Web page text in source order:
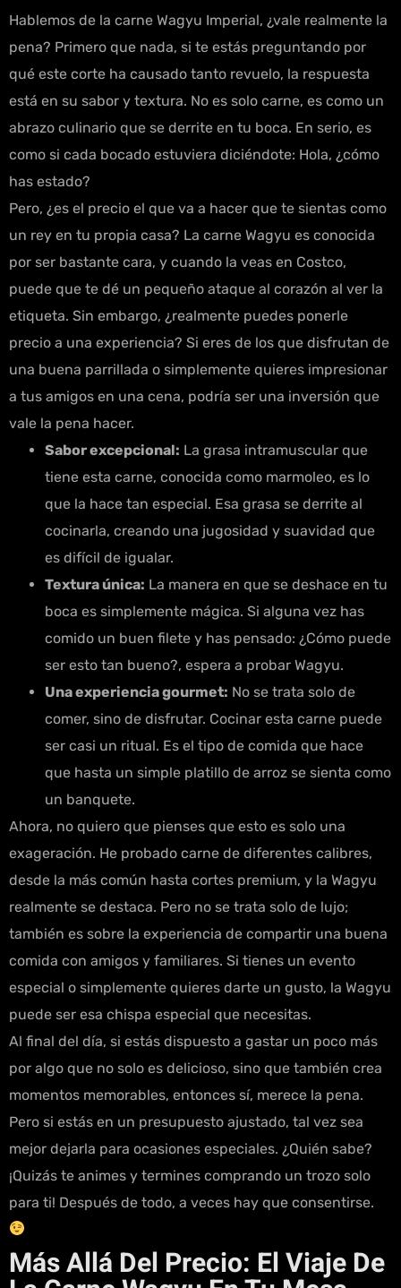
Hablemos de la carne Wagyu Imperial, ¿vale realmente la
pena? Primero que nada, si te estás preguntando por
qué este corte ha causado tanto revuelo, la respuesta
está en su sabor y textura. No es solo carne, es como un
abrazo culinario que se derrite en tu boca. En serio, es
como si cada bocado estuviera diciéndote: Hola, ¿cómo
has estado?
Pero, ¿es el precio el que va a hacer que te sientas como
un rey en tu propia casa? La carne Wagyu es conocida
por ser bastante cara, y cuando la veas en Costco,
puede que te dé un pequeño ataque al corazón al ver la
etiqueta. Sin embargo, ¿realmente puedes ponerle
precio a una experiencia? Si eres de los que disfrutan de
una buena parrillada o simplemente quieres impresionar
a tus amigos en una cena, podría ser una inversión que
vale la pena hacer.
Sabor excepcional: La grasa intramuscular que
tiene esta carne, conocida como marmoleo, es lo
que la hace tan especial. Esa grasa se derrite al
cocinarla, creando una jugosidad y suavidad que
es difícil de igualar.
Textura única: La manera en que se deshace en tu
boca es simplemente mágica. Si alguna vez has
comido un buen filete y has pensado: ¿Cómo puede
ser esto tan bueno?, espera a probar Wagyu.
Una experiencia gourmet: No se trata solo de
comer, sino de disfrutar. Cocinar esta carne puede
ser casi un ritual. Es el tipo de comida que hace
que hasta un simple platillo de arroz se sienta como
un banquete.
Ahora, no quiero que pienses que esto es solo una
exageración. He probado carne de diferentes calibres,
desde la más común hasta cortes premium, y la Wagyu
realmente se destaca. Pero no se trata solo de lujo;
también es sobre la experiencia de compartir una buena
comida con amigos y familiares. Si tienes un evento
especial o simplemente quieres darte un gusto, la Wagyu
puede ser esa chispa especial que necesitas.
Al final del día, si estás dispuesto a gastar un poco más
por algo que no solo es delicioso, sino que también crea
momentos memorables, entonces sí, merece la pena.
Pero si estás en un presupuesto ajustado, tal vez sea
mejor dejarla para ocasiones especiales. ¿Quién sabe?
¡Quizás te animes y termines comprando un trozo solo
para ti! Después de todo, a veces hay que consentirse.
Más Allá Del Precio: El Viaje De